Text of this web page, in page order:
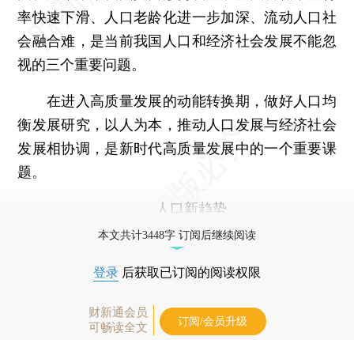
率快速下滑、人口老龄化进一步加深、流动人口社
会融合难，是当前我国人口和经济社会发展不能忽
视的三个重要问题。
在进入高质量发展的动能转换期，做好人口均
衡发展研究，以人为本，推动人口发展与经济社会
发展相协调，是新时代高质量发展中的一个重要课
题。
人口新趋势
本文共计3448字 订阅后继续阅读
登录 后获取已订阅的阅读权限
财新通会员
可畅读全文
订阅/会员升级